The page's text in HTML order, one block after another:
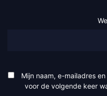
Mijn naam, e-mailadres
voor de volgende keer